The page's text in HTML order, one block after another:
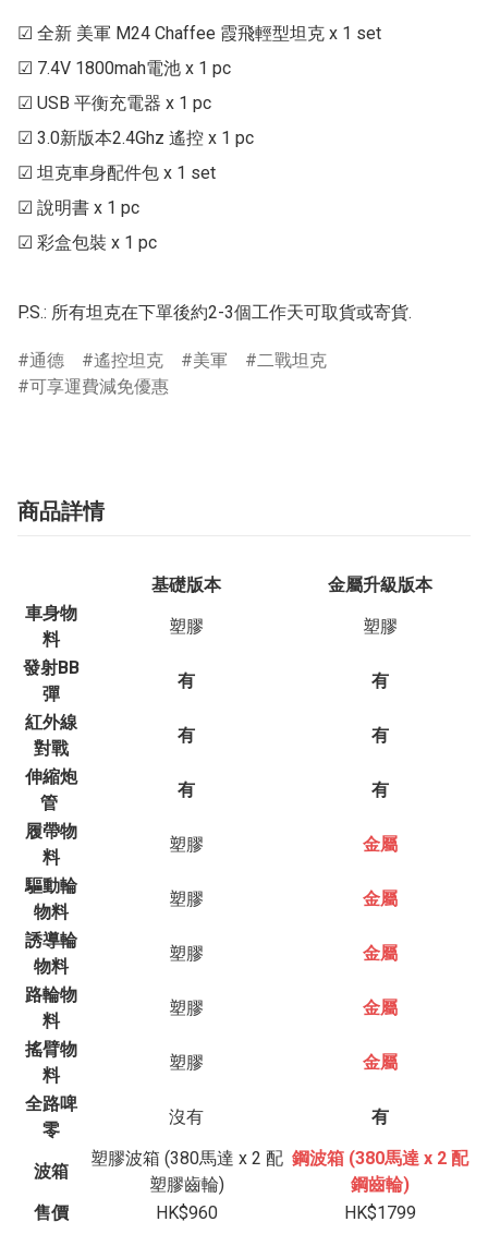
☑ 全新 美軍 M24 Chaffee 霞飛輕型坦克 x 1 set
☑ 7.4V 1800mah電池 x 1 pc
☑ USB 平衡充電器 x 1 pc
☑ 3.0新版本2.4Ghz 遙控 x 1 pc
☑ 坦克車身配件包 x 1 set
☑ 說明書 x 1 pc
☑ 彩盒包裝 x 1 pc
P.S.: 所有坦克在下單後約2-3個工作天可取貨或寄貨.
通德 遙控坦克 美軍
二戰坦克
可享運費減免優惠
商品詳情
基礎版本
金屬升級版本
車身物
料
塑膠
塑膠
發射BB
彈
有
有
紅外線
對戰
有
有
伸縮炮
管
有
有
履帶物
料
塑膠
金屬
驅動輪
物料
塑膠
金屬
誘導輪
物料
塑膠
金屬
路輪物
料
塑膠
金屬
搖臂物
料
塑膠
金屬
全路啤
零
沒有 有
波箱
塑膠波箱 (380馬達 x 2 配
塑膠齒輪)
鋼波箱 (380馬達 x 2 配
鋼齒輪)
售價
HK$960 HK$1799